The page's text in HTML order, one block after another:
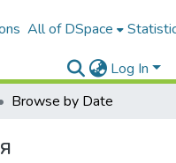
All of DSpace
Log In
Browse by Date